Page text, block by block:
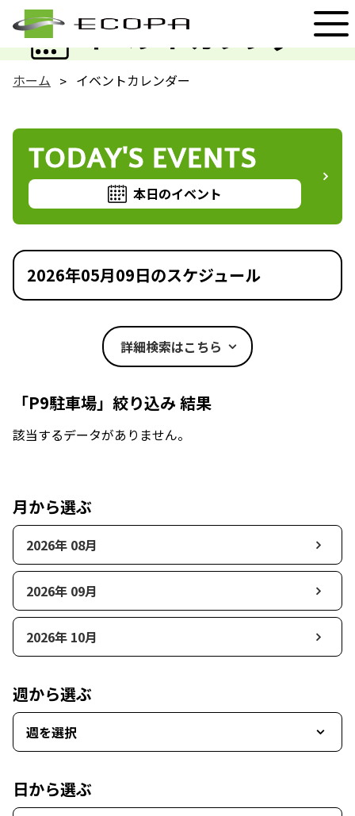
イベントカレンダー
EVENT
ホーム イベントカレンダー
TODAY'S EVENTS
本日のイベント
2026年05月09日のスケジュール
詳細検索はこちら
「P9駐車場」絞り込み 結果
該当するデータがありません。
月から選ぶ
2026年 08月
2026年 09月
2026年 10月
週から選ぶ
週を選択
日から選ぶ